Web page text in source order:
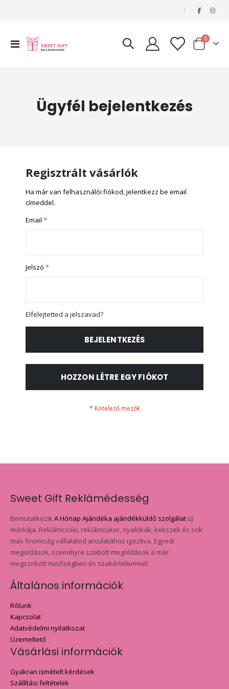
|
Navigáció
váltása
Kosár
0tételeket
Ügyfél bejelentkezés
Regisztrált vásárlók
Ha már van felhasználói fiókod, jelentkezz be email
címeddel.
Email
Jelszó
Elfelejtetted a jelszavad?
BEJELENTKEZÉS
HOZZON LÉTRE EGY FIÓKOT
Sweet Gift Reklámédesség
BemutatkozikA Hónap Ajándéka ajándékküldő szolgálat új
márkája. Reklámcsoki, reklámcukor, nyalókák, kekszek és sok
más finomság vállalatod arculatához igazítva. Egyedi
megoldások, személyre szabott megoldások a már
megszokott minőségben és szakértelemmel.
Általános információk
Rólunk
Kapcsolat
Adatvédelmi nyilatkozat
Üzemeltető
Vásárlási információk
Gyakran ismételt kérdések
Szállítási feltételek